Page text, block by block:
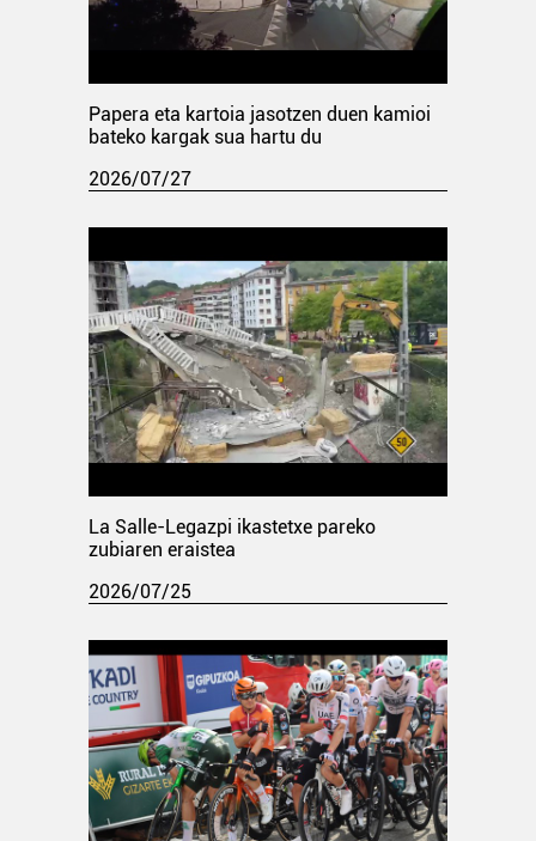
Papera eta kartoia jasotzen duen kamioi
bateko kargak sua hartu du
2026/07/27
La Salle-Legazpi ikastetxe pareko
zubiaren eraistea
2026/07/25